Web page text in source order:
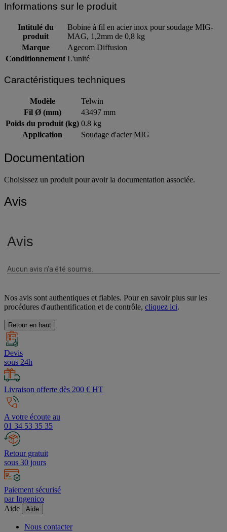
Informations sur le produit
Intitulé du
produit
Bobine à fil en acier inox pour soudage MIG-
MAG, 1,2mm de 0,8 kg
Marque
Agecom Diffusion
Conditionnement L'unité
Caractéristiques techniques
Modèle
Telwin
Fil Ø (mm)
43497 mm
Poids du produit (kg) 0.8 kg
Application
Soudage d'acier MIG
Documentation
Choisissez un produit pour avoir la documentation associée.
Avis
Nos avis sont authentiques et fiables. Pour en savoir plus sur les
procédures d'authentification et de contrôle, cliquez ici.
Retour en haut
Devis
sous 24h
Livraison offerte dès 200 € HT
A votre écoute au
01 34 53 35 35
Retour gratuit
sous 30 jours
Paiement sécurisé
par Ingenico
Aide
Aide
Nous contacter